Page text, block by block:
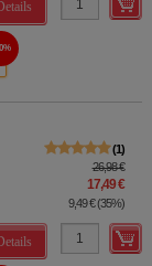
Details
1
26,98 €
17,49 €
9,49 €(35%)